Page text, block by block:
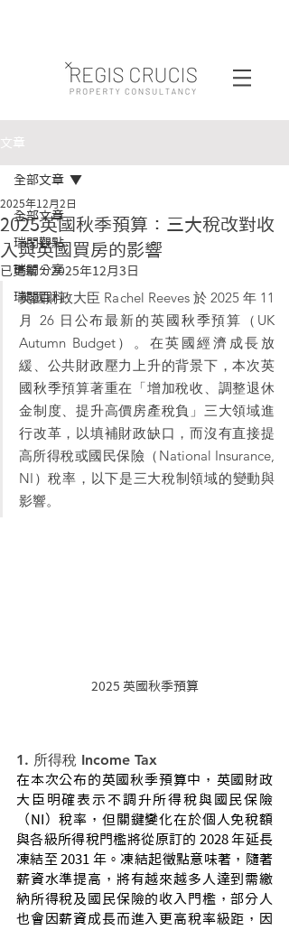
文章
全部文章
瑞閣觀點
瑞閣分享
瑞閣百科
全部文章
2025英國秋季預算：三大稅改對收
入與英國買房的影響
2025年12月2日
已更新：2025年12月3日
英國財政大臣 Rachel Reeves 於 2025 年 11
月 26 日公布最新的英國秋季預算（UK
Autumn Budget）。在英國經濟成長放
緩、公共財政壓力上升的背景下，本次英
國秋季預算著重在「增加稅收、調整退休
金制度、提升高價房產稅負」三大領域進
行改革，以填補財政缺口，而沒有直接提
高所得稅或國民保險（National Insurance,
NI）稅率，以下是三大稅制領域的變動與
影響。
2025 英國秋季預算
1. 所得稅 Income Tax
在本次公布的英國秋季預算中，​​英國財政
大臣明確表示不調升所得稅與國民保險
（NI）稅率，但關鍵變化在於個人免稅額
與各級所得稅門檻將從原訂的 2028 年延長
凍結至 2031 年。凍結起徵點意味著，隨著
薪資水準提高，將有越來越多人達到需繳
納所得稅及國民保險的收入門檻，部分人
也會因薪資成長而進入更高稅率級距，因